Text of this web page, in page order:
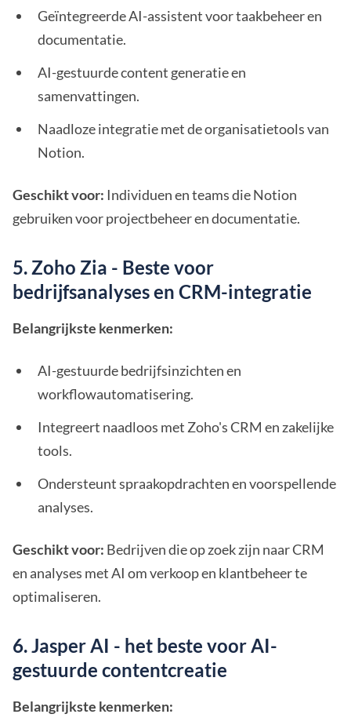
Geïntegreerde AI-assistent voor taakbeheer en
documentatie.
AI-gestuurde content generatie en
samenvattingen.
Naadloze integratie met de organisatietools van
Notion.
Geschikt voor: Individuen en teams die Notion
gebruiken voor projectbeheer en documentatie.
5. Zoho Zia - Beste voor
bedrijfsanalyses en CRM-integratie
Belangrijkste kenmerken:
AI-gestuurde bedrijfsinzichten en
workflowautomatisering.
Integreert naadloos met Zoho's CRM en zakelijke
tools.
Ondersteunt spraakopdrachten en voorspellende
analyses.
Geschikt voor: Bedrijven die op zoek zijn naar CRM
en analyses met AI om verkoop en klantbeheer te
optimaliseren.
6. Jasper AI - het beste voor AI-
gestuurde contentcreatie
Belangrijkste kenmerken: